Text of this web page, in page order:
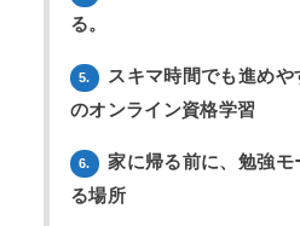
る。
5.
スキマ時間でも進め
のオンライン資格学習
6.
家に帰る前に、勉強
る場所